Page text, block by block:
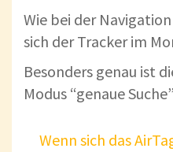
Wie bei der
sich der Tracker im
Besonders genau ist
Modus “genaue
Wenn sich das